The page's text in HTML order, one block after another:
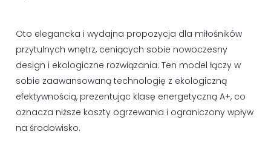
Oto elegancka i wydajna propozycja dla miłośników
przytulnych wnętrz, ceniących sobie nowoczesny
design i ekologiczne rozwiązania. Ten model łączy w
sobie zaawansowaną technologię z ekologiczną
efektywnością, prezentując klasę energetyczną A+, co
oznacza niższe koszty ogrzewania i ograniczony wpływ
na środowisko.